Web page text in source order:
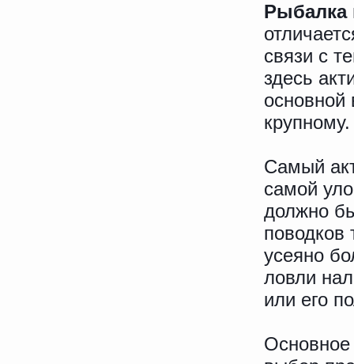
Рыбалка
связи с
здесь
основной
крупному.
Самый
самой
должно
поводков
усеяно
ловли
или его
Основное